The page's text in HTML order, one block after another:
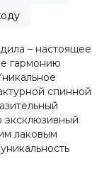
– настоящее
гармонию
спинной
эксклюзивный
лаковым